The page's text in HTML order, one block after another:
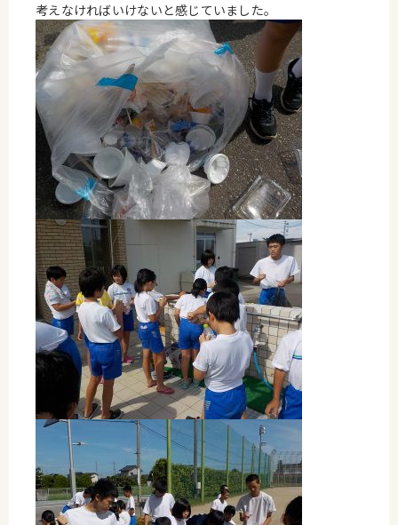
考えなければいけないと感じていました。